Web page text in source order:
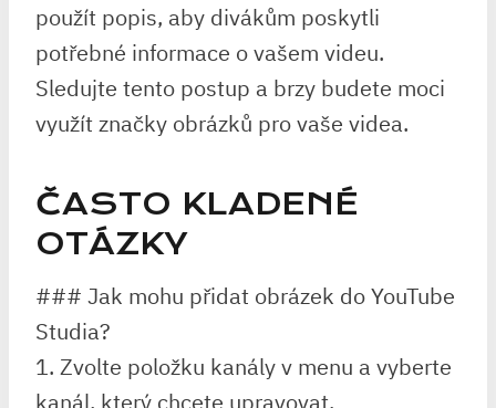
použít popis, aby divákům poskytli
potřebné informace o vašem videu.
Sledujte tento postup a brzy budete moci
využít značky obrázků pro vaše videa.
ČASTO KLADENÉ
OTÁZKY
### Jak mohu přidat obrázek do YouTube
Studia?
1. Zvolte položku kanály v menu a vyberte
kanál, který chcete upravovat.